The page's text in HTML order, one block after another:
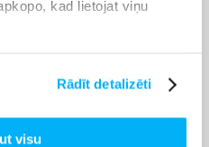
kad lietojat viņu
Rādīt detalizēti
visu
A